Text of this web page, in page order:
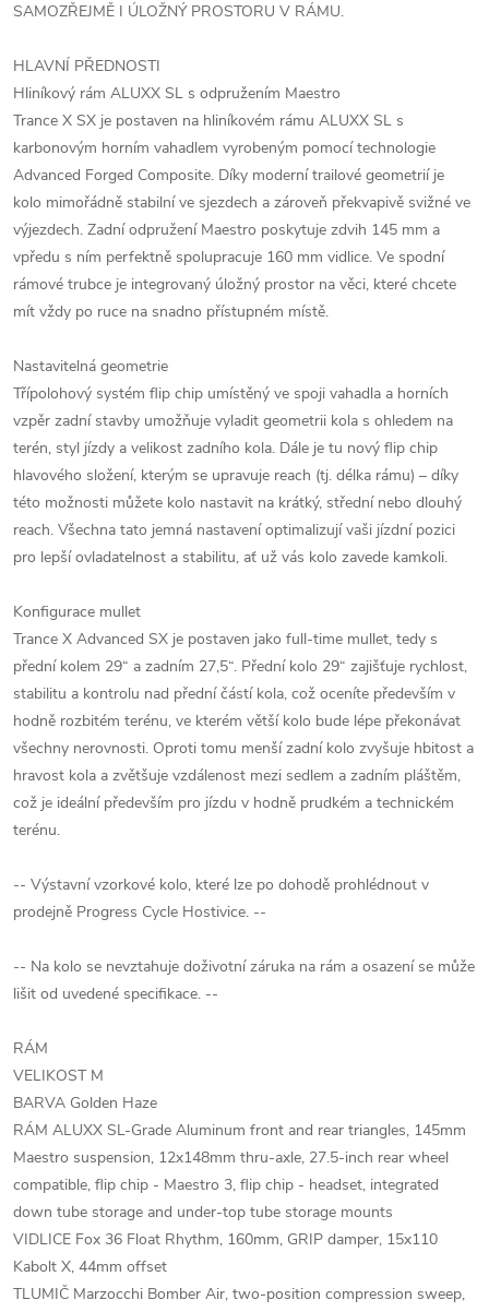
SAMOZŘEJMĚ I ÚLOŽNÝ PROSTORU V RÁMU.
HLAVNÍ PŘEDNOSTI
Hliníkový rám ALUXX SL s odpružením Maestro
Trance X SX je postaven na hliníkovém rámu ALUXX SL s
karbonovým horním vahadlem vyrobeným pomocí technologie
Advanced Forged Composite. Díky moderní trailové geometrií je
kolo mimořádně stabilní ve sjezdech a zároveň překvapivě svižné ve
výjezdech. Zadní odpružení Maestro poskytuje zdvih 145 mm a
vpředu s ním perfektně spolupracuje 160 mm vidlice. Ve spodní
rámové trubce je integrovaný úložný prostor na věci, které chcete
mít vždy po ruce na snadno přístupném místě.
Nastavitelná geometrie
Třípolohový systém flip chip umístěný ve spoji vahadla a horních
vzpěr zadní stavby umožňuje vyladit geometrii kola s ohledem na
terén, styl jízdy a velikost zadního kola. Dále je tu nový flip chip
hlavového složení, kterým se upravuje reach (tj. délka rámu) – díky
této možnosti můžete kolo nastavit na krátký, střední nebo dlouhý
reach. Všechna tato jemná nastavení optimalizují vaši jízdní pozici
pro lepší ovladatelnost a stabilitu, ať už vás kolo zavede kamkoli.
Konfigurace mullet
Trance X Advanced SX je postaven jako full-time mullet, tedy s
přední kolem 29“ a zadním 27,5“. Přední kolo 29“ zajišťuje rychlost,
stabilitu a kontrolu nad přední částí kola, což oceníte především v
hodně rozbitém terénu, ve kterém větší kolo bude lépe překonávat
všechny nerovnosti. Oproti tomu menší zadní kolo zvyšuje hbitost a
hravost kola a zvětšuje vzdálenost mezi sedlem a zadním pláštěm,
což je ideální především pro jízdu v hodně prudkém a technickém
terénu.
-- Výstavní vzorkové kolo, které lze po dohodě prohlédnout v
prodejně Progress Cycle Hostivice. --
-- Na kolo se nevztahuje doživotní záruka na rám a osazení se může
lišit od uvedené specifikace. --
RÁM
VELIKOST M
BARVA Golden Haze
RÁM ALUXX SL-Grade Aluminum front and rear triangles, 145mm
Maestro suspension, 12x148mm thru-axle, 27.5-inch rear wheel
compatible, flip chip - Maestro 3, flip chip - headset, integrated
down tube storage and under-top tube storage mounts
VIDLICE Fox 36 Float Rhythm, 160mm, GRIP damper, 15x110
Kabolt X, 44mm offset
TLUMIČ Marzocchi Bomber Air, two-position compression sweep,